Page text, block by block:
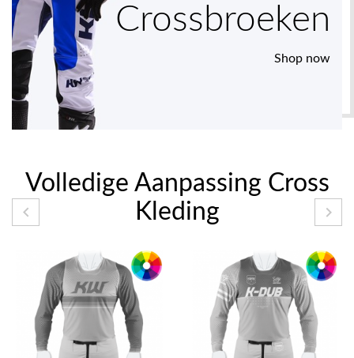
Crossbroeken
Shop now
Volledige Aanpassing Cross
Kleding
 